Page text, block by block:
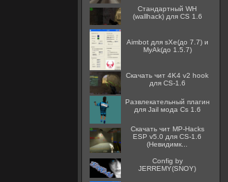
Стандартный WH
(wallhack) для CS 1.6
Aimbot для sXe(до 7.7) и
MyAk(до 1.5.7)
Скачать чит 4K4 v2 hook
для CS-1.6
Развлекательный плагин
для Jail мода Cs 1.6
Скачать чит MP-Hacks
ESP v5.0 для CS-1.6
(Невидимк...
Config by
JERREMY(SNOY)